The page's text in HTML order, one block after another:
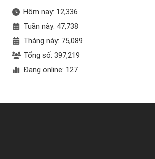
Hôm nay: 12,336
Tuần này: 47,738
Tháng này: 75,089
Tổng số: 397,219
Đang online: 127